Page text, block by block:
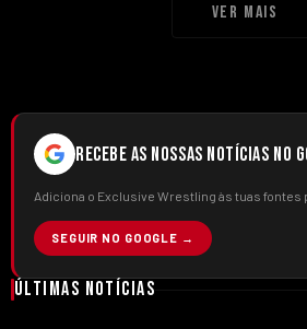
Ver mais
RECEBE AS NOSSAS NOTÍCIAS NO
Adiciona o Exclusive Wrestling às tuas fontes
SEGUIR NO GOOGLE →
Últimas Notícias